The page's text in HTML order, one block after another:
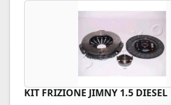
KIT FRIZIONE JIMNY 1.5 DIESEL